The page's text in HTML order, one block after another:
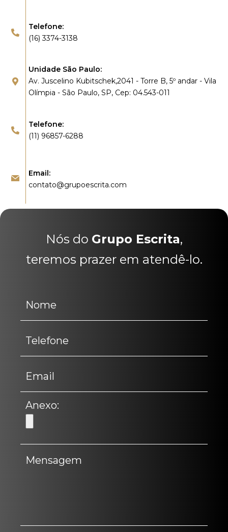
Telefone:
(16) 3374-3138
Unidade São Paulo:
Av. Juscelino Kubitschek,2041 - Torre B, 5º andar - Vila
Olímpia - São Paulo, SP, Cep: 04.543-011
Telefone:
(11) 96857-6288
Email:
contato@grupoescrita.com
Nós do Grupo Escrita,
teremos prazer em atendê-lo.
Anexo: